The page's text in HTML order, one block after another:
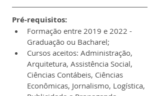
Pré-requisitos:
Formação entre 2019 e 2022 -
Graduação ou Bacharel;
Cursos aceitos: Administração,
Arquitetura, Assistência Social,
Ciências Contábeis, Ciências
Econômicas, Jornalismo, Logística,